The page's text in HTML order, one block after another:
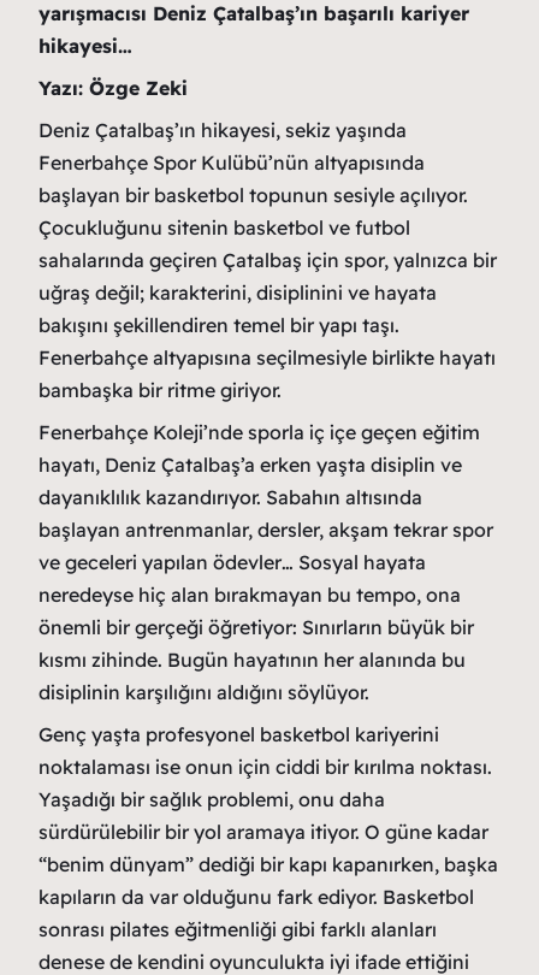
yarışmacısı Deniz Çatalbaş’ın başarılı kariyer
hikayesi…
Yazı: Özge Zeki
Deniz Çatalbaş’ın hikayesi, sekiz yaşında
Fenerbahçe Spor Kulübü’nün altyapısında
başlayan bir basketbol topunun sesiyle açılıyor.
Çocukluğunu sitenin basketbol ve futbol
sahalarında geçiren Çatalbaş için spor, yalnızca bir
uğraş değil; karakterini, disiplinini ve hayata
bakışını şekillendiren temel bir yapı taşı.
Fenerbahçe altyapısına seçilmesiyle birlikte hayatı
bambaşka bir ritme giriyor.
Fenerbahçe Koleji’nde sporla iç içe geçen eğitim
hayatı, Deniz Çatalbaş’a erken yaşta disiplin ve
dayanıklılık kazandırıyor. Sabahın altısında
başlayan antrenmanlar, dersler, akşam tekrar spor
ve geceleri yapılan ödevler… Sosyal hayata
neredeyse hiç alan bırakmayan bu tempo, ona
önemli bir gerçeği öğretiyor: Sınırların büyük bir
kısmı zihinde. Bugün hayatının her alanında bu
disiplinin karşılığını aldığını söylüyor.
Genç yaşta profesyonel basketbol kariyerini
noktalaması ise onun için ciddi bir kırılma noktası.
Yaşadığı bir sağlık problemi, onu daha
sürdürülebilir bir yol aramaya itiyor. O güne kadar
“benim dünyam” dediği bir kapı kapanırken, başka
kapıların da var olduğunu fark ediyor. Basketbol
sonrası pilates eğitmenliği gibi farklı alanları
denese de kendini oyunculukta iyi ifade ettiğini